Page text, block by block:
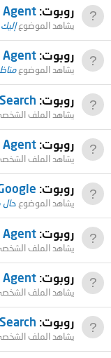
روبوت: Agent
يشاهد الموضوع
روبوت: Agent
يشاهد الموضوع
روبوت:
يشاهد الملف
روبوت: Agent
يشاهد الملف
روبوت:
يشاهد الموضوع حال
روبوت: Agent
يشاهد الملف
روبوت: Agent
يشاهد الملف
روبوت:
يشاهد الملف